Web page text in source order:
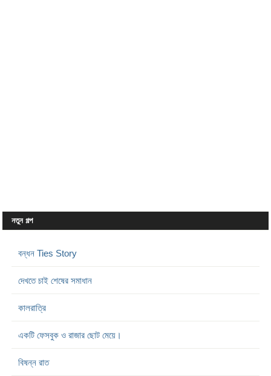
নতুন গল্প
বন্ধন Ties Story
দেখতে চাই শেষের সমাধান
কালরাত্রি
একটি ফেসবুক ও রাজার ছোট মেয়ে।
বিষন্ন রাত